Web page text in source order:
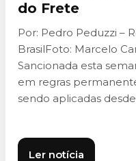
do Frete
Por: Pedro Peduzzi –
BrasilFoto: Marcelo
Sancionada esta
em regras
sendo aplicadas
Ler notícia